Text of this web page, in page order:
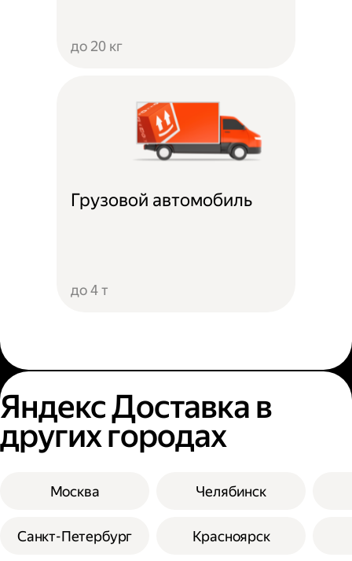
до 20 кг
Грузовой автомобиль
до 4 т
Яндекс Доставка в
других городах
Москва
Санкт-Петербург
Челябинск
Красноярск